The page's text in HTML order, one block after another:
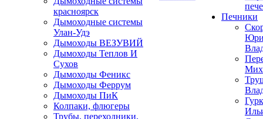
красноярск
Дымоходные системы
Улан-Удэ
Дымоходы ВЕЗУВИЙ
Дымоходы Теплов И
Сухов
Дымоходы Феникс
Дымоходы Феррум
Дымоходы ПиК
Колпаки, флюгеры
Трубы, переходники,
Печники